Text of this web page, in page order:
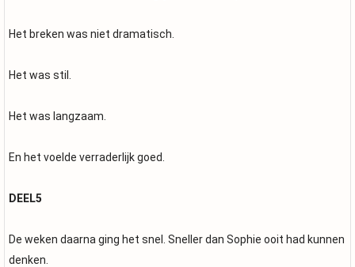
Het breken was niet dramatisch.
Het was stil.
Het was langzaam.
En het voelde verraderlijk goed.
DEEL5
De weken daarna ging het snel. Sneller dan Sophie ooit had kunnen
denken.